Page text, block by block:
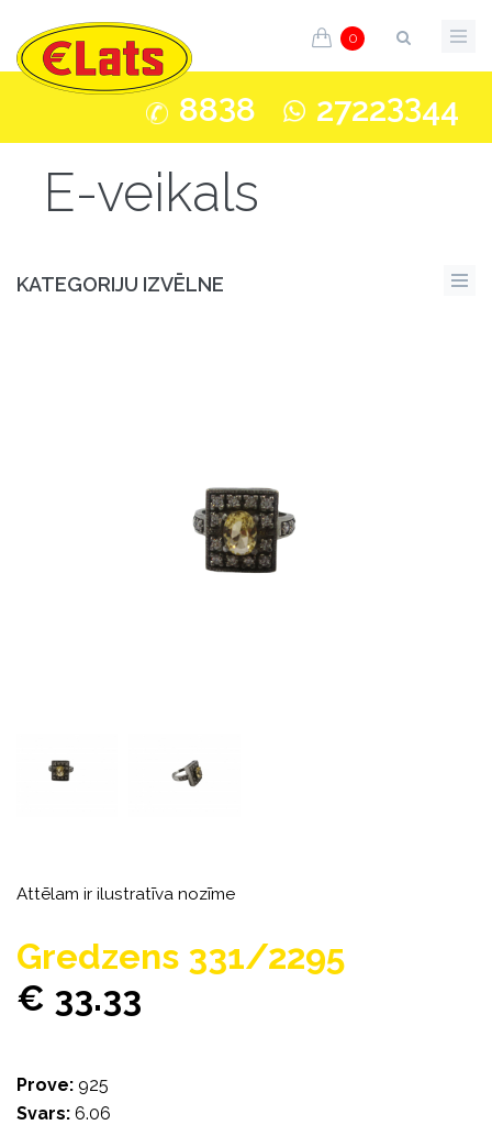
0
8838 27223344
E-veikals
KATEGORIJU IZVĒLNE
Attēlam ir ilustratīva nozīme
Gredzens 331/2295
€ 33.33
Prove: 925
Svars: 6.06